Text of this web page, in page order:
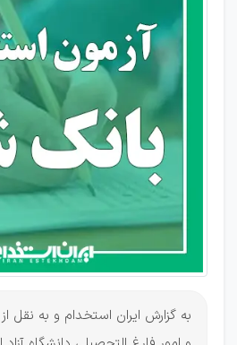
استخدام
بانک
شهر
سال
1405
آغاز شد
به گزارش ایران استخدام و به